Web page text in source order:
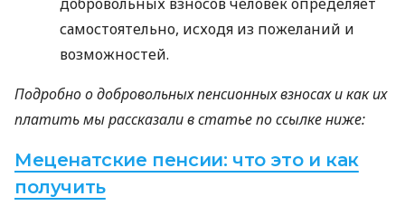
самостоятельно, исходя из пожеланий и
возможностей.
Подробно о добровольных пенсионных взносах и как их
платить мы рассказали в статье по ссылке ниже:
Меценатские пенсии: что это и как
получить